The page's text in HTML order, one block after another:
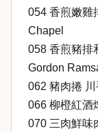
054 香煎嫩雞
Chapel
058 香煎豬排
Gordon
062 豬肉捲
066 柳橙紅酒
070 三肉鮮味